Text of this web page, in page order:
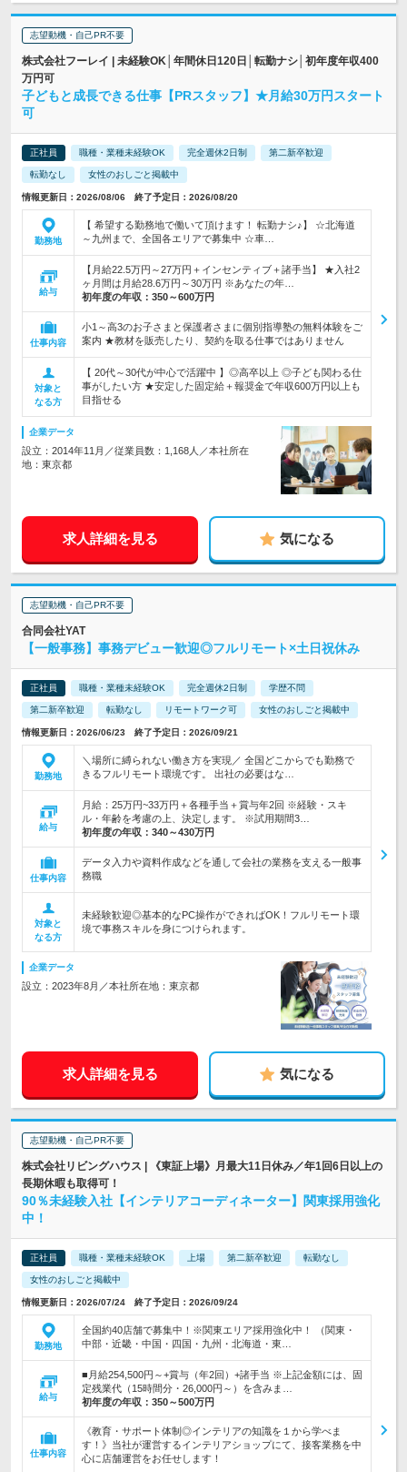
志望動機・自己PR不要
株式会社フーレイ | 未経験OK│年間休日120日│転勤ナシ│初年度年収400
万円可
子どもと成長できる仕事【PRスタッフ】★月給30万円スタート
可
正社員 職種・業種未経験OK 完全週休2日制 第二新卒歓迎
転勤なし 女性のおしごと掲載中
情報更新日：2026/08/06 終了予定日：2026/08/20
勤務地
【 希望する勤務地で働いて頂けます！ 転勤ナシ♪】 ☆北海道
～九州まで、全国各エリアで募集中 ☆車…
給与
【月給22.5万円～27万円＋インセンティブ＋諸手当】 ★入社2
ヶ月間は月給28.6万円～30万円 ※あなたの年…
初年度の年収： 350～600万円
仕事内容
小1～高3のお子さまと保護者さまに個別指導塾の無料体験をご
案内 ★教材を販売したり、契約を取る仕事ではありません
対象と
なる方
【 20代～30代が中心で活躍中 】◎高卒以上 ◎子ども関わる仕
事がしたい方 ★安定した固定給＋報奨金で年収600万円以上も
目指せる
企業データ
設立：2014年11月／従業員数：1,168人／本社所在
地：東京都
求人詳細を見る 気になる
志望動機・自己PR不要
合同会社YAT
【一般事務】事務デビュー歓迎◎フルリモート×土日祝休み
正社員 職種・業種未経験OK 完全週休2日制 学歴不問
第二新卒歓迎 転勤なし リモートワーク可 女性のおしごと掲載中
情報更新日：2026/06/23 終了予定日：2026/09/21
勤務地
＼場所に縛られない働き方を実現／ 全国どこからでも勤務で
きるフルリモート環境です。 出社の必要はな…
給与
月給：25万円~33万円＋各種手当＋賞与年2回 ※経験・スキ
ル・年齢を考慮の上、決定します。 ※試用期間3…
初年度の年収： 340～430万円
仕事内容
データ入力や資料作成などを通して会社の業務を支える一般事
務職
対象と
なる方
未経験歓迎◎基本的なPC操作ができればOK！フルリモート環
境で事務スキルを身につけられます。
企業データ
設立：2023年8月／本社所在地：東京都
求人詳細を見る 気になる
志望動機・自己PR不要
株式会社リビングハウス | 《東証上場》月最大11日休み／年1回6日以上の
長期休暇も取得可！
90％未経験入社【インテリアコーディネーター】関東採用強化
中！
正社員 職種・業種未経験OK 上場 第二新卒歓迎 転勤なし
女性のおしごと掲載中
情報更新日：2026/07/24 終了予定日：2026/09/24
勤務地
全国約40店舗で募集中！※関東エリア採用強化中！ （関東・
中部・近畿・中国・四国・九州・北海道・東…
給与
■月給254,500円～+賞与（年2回）+諸手当 ※上記金額には、固
定残業代（15時間分・26,000円～）を含みま…
初年度の年収： 350～500万円
仕事内容
《教育・サポート体制◎インテリアの知識を１から学べま
す！》当社が運営するインテリアショップにて、接客業務を中
心に店舗運営をお任せします！